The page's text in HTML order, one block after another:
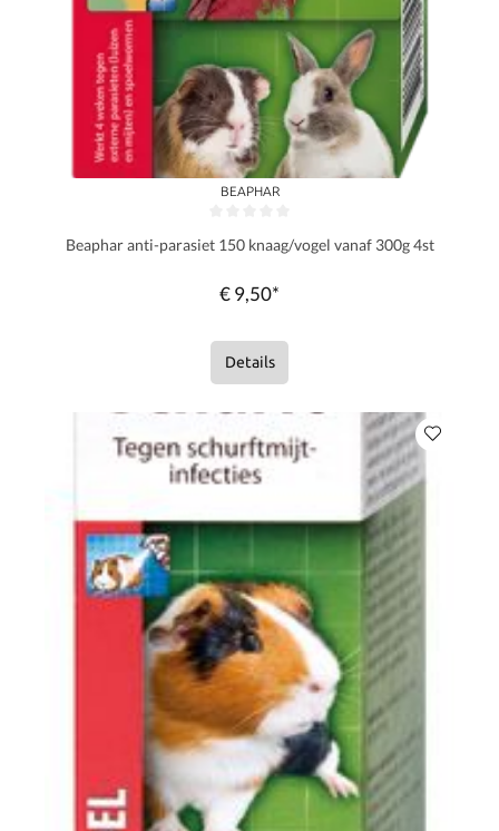
BEAPHAR
Beaphar anti-parasiet 150 knaag/vogel vanaf 300g 4st
€ 9,50*
Details